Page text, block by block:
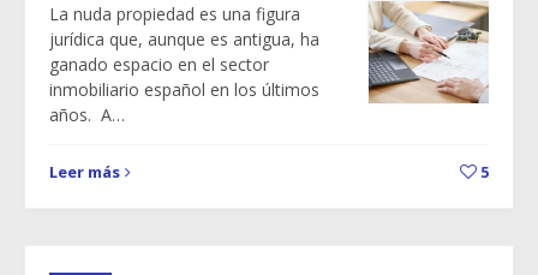
La nuda propiedad es una figura
jurídica que, aunque es antigua, ha
ganado espacio en el sector
inmobiliario español en los últimos
años. A…
Leer más 5